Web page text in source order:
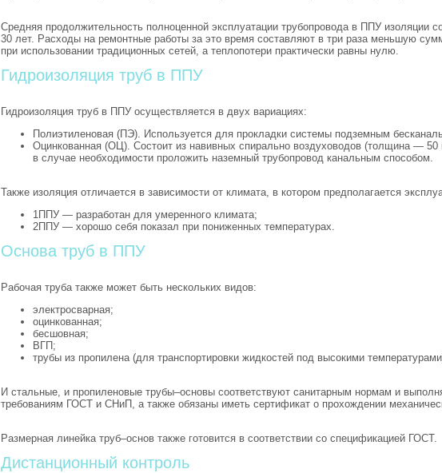
Средняя продолжительность полноценной эксплуатации трубопровода в ППУ изоляции
30 лет. Расходы на ремонтные работы за это время составляют в три раза меньшую
при использовании традиционных сетей, а теплопотери практически равны нулю.
Гидроизоляция труб в ППУ
Гидроизоляция труб в ППУ осуществляется в двух вариациях:
Полиэтиленовая (ПЭ). Используется для прокладки системы подземным
Оцинкованная (ОЦ). Состоит из навивных спирально воздуховодов (толщина —
в случае необходимости проложить наземный трубопровод канальным способом.
Также изоляция отличается в зависимости от климата, в котором предполагается
1ППУ — разработан для умеренного климата;
2ППУ — хорошо себя показал при пониженных температурах.
Основа труб в ППУ
Рабочая труба также может быть нескольких видов:
электросварная;
оцинкованная;
бесшовная;
ВГП;
трубы из пропилена (для транспортировки жидкостей под высокими
И стальные, и пропиленовые трубы–основы соответствуют санитарным нормам и
требованиям ГОСТ и СНиП, а также обязаны иметь сертификат о прохождении
Размерная линейка труб–основ также готовится в соответствии со спецификацией ГОСТ.
Дистанционный контроль